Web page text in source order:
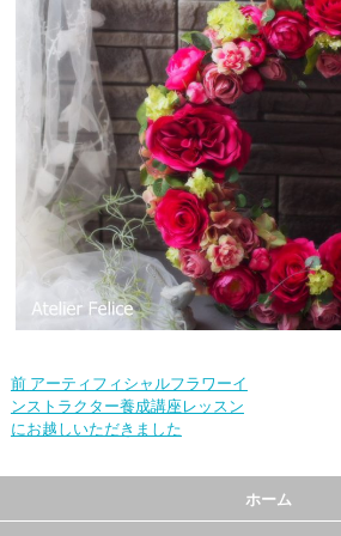
前 アーティフィシャルフラワーイ
ンストラクター養成講座レッスン
にお越しいただきました
ホーム